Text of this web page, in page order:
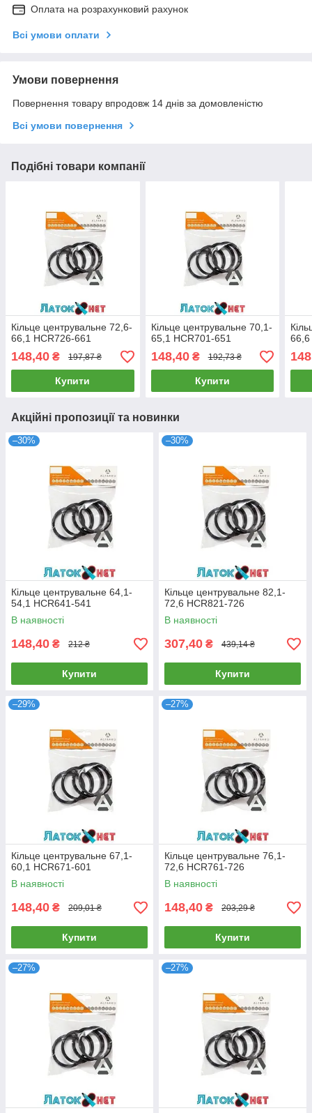
Оплата на розрахунковий рахунок
Всі умови оплати
Умови повернення
Повернення товару впродовж 14 днів за домовленістю
Всі умови повернення
Подібні товари компанії
Кільце центрувальне 72,6-
66,1 HCR726-661
148,40 ₴ 197,87 ₴
Купити
Кільце центрувальне 70,1-
65,1 HCR701-651
148,40₴ 192,73 ₴
Купити
66,6
Акційні пропозиції та новинки
–30%
Кільце центрувальне 64,1-
54,1 HCR641-541
В наявності
148,40 ₴ 212 ₴
Купити
–30%
Кільце центрувальне 82,1-
72,6 HCR821-726
В наявності
307,40 ₴ 439,14 ₴
Купити
–29%
Кільце центрувальне 67,1-
60,1 HCR671-601
В наявності
148,40 ₴ 209,01 ₴
Купити
–27%
Кільце центрувальне 76,1-
72,6 HCR761-726
В наявності
148,40 ₴ 203,29 ₴
Купити
–27% –27%